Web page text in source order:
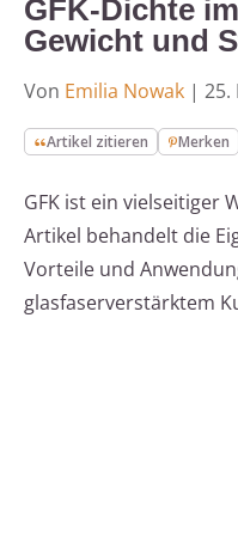
GFK-Dichte
Gewicht und
Von Emilia Nowak | 25.
Artikel zitieren Merken
GFK ist ein vielseitiger
Artikel behandelt die
Vorteile und
glasfaserverstärktem